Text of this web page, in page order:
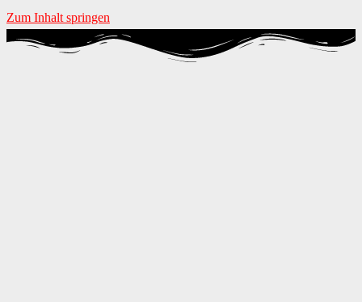
Zum Inhalt springen